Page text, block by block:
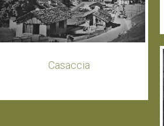
Casaccia